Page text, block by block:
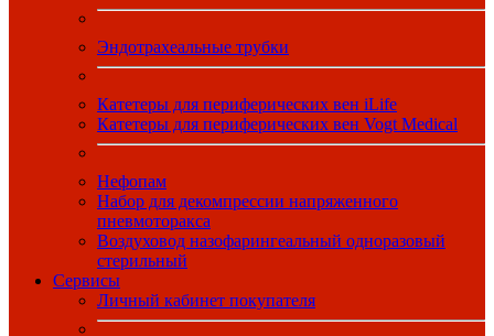
Эндотрахеальные трубки
Катетеры для периферических вен iLife
Катетеры для периферических вен Vogt Medical
Нефопам
Набор для декомпрессии напряженного
пневмоторакса
Воздуховод назофарингеальный одноразовый
стерильный
Сервисы
Личный кабинет покупателя